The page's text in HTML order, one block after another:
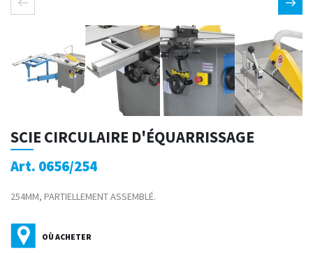
SCIE CIRCULAIRE D'ÉQUARRISSAGE
Art. 0656/254
254MM, PARTIELLEMENT ASSEMBLÉ.
OÙ ACHETER